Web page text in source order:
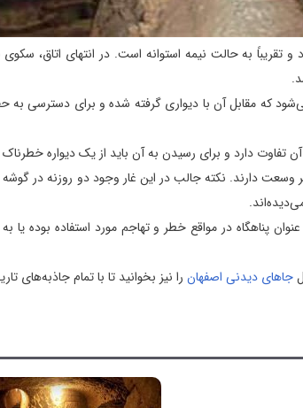
که مقابل آن با دیواری گرفته شده و برای دسترسی به
تفاوت دارد و برای رسیدن به آن باید از یک دیواره
تالار سنگی ۵/۵×۱۰/۴ متر و اتاق‌های دیگر ۲/۲۵×۲/۵۶ و ۱/۵۰×۱/۶۴ متر وسعت دارند. نکته جالب در این غار
پناهگاه در مواقع خطر و تهاجم مورد استفاده بوده
جاهای دیدنی اصفهان را نیز بخوانید تا با تمام جاذبه‌های